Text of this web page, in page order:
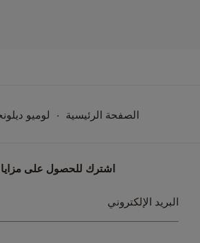
الصفحة الرئيسية لوميو
اشترك للحصول على
نشرتنا
البريد الإلكتروني